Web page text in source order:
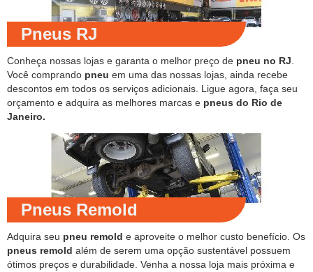
Pneus RJ
Conheça nossas lojas e garanta o melhor preço de pneu no RJ
Você comprando pneu em uma das nossas lojas, ainda recebe
descontos em todos os serviços adicionais. Ligue agora, faça seu
orçamento e adquira as melhores marcas e pneus do Rio de
Janeiro.
Pneus Remold
Adquira seu pneu remold e aproveite o melhor custo benefício. Os
pneus remold além de serem uma opção sustentável possuem
ótimos preços e durabilidade. Venha a nossa loja mais próxima e